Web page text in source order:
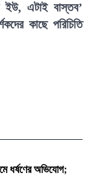
এটাই বাস্তব’
কাছে পরিচিতি
ধর্ষণের অভিযোগ;